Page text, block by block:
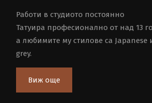
Работи в студиото постоянно
Татуира професионално от над 13
а любимите му стилове са Japanese
grey.
Виж още